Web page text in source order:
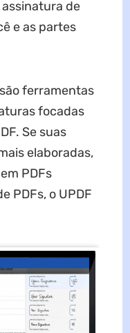
de
e as partes
ferramentas
focadas
Se suas
elaboradas,
PDFs
PDFs, o UPDF